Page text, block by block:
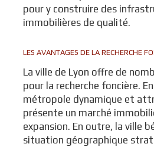
pour y construire des
immobilières de qualité.
LES AVANTAGES DE LA RECHERCHE
La ville de Lyon offre de
pour la recherche foncière.
métropole dynamique et
présente un marché
expansion. En outre, la ville
situation géographique